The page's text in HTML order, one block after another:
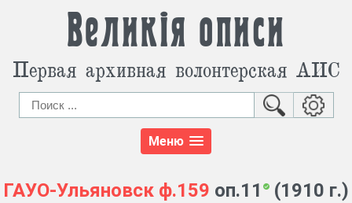
Великія описи
Первая архивная волонтерская АИС
Меню
ГАУО-Ульяновск ф.159 оп.11 (1910 г.)